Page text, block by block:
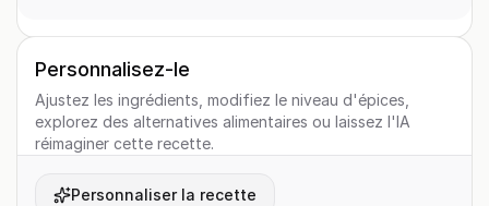
Personnalisez-le
Ajustez les ingrédients, modifiez le niveau d'épices,
explorez des alternatives alimentaires ou laissez l'IA
réimaginer cette recette.
Personnaliser la recette